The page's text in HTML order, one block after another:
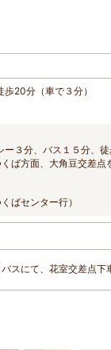
20分（車で３分）
３分、バス１５分、
ば方面、大角豆交差点
ばセンター行）
スにて、花室交差点下